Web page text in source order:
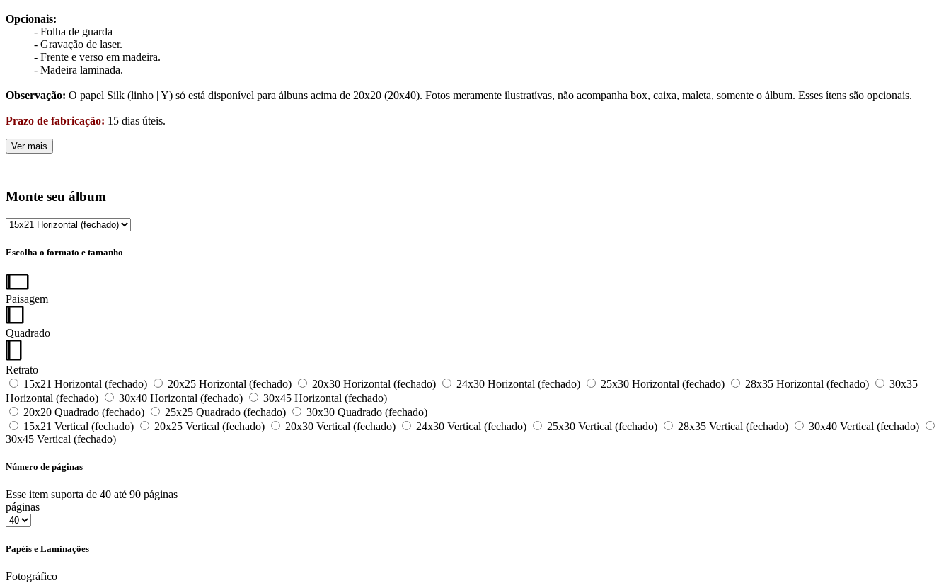
Opcionais:
- Folha de guarda
- Gravação de laser.
- Frente e verso em madeira.
- Madeira laminada.
Observação: O papel Silk (linho | Y) só está disponível para álbuns acima de 20x20 (20x40). Fotos meramente ilustratívas, não acompanha box, caixa, maleta, somente o álbum. Esses ítens são opcionais.
Prazo de fabricação: 15 dias úteis.
Ver mais
Monte seu álbum
Escolha o formato e tamanho
Paisagem
Quadrado
Retrato
15x21 Horizontal (fechado)
20x25 Horizontal (fechado) 20x30 Horizontal (fechado) 24x30 Horizontal (fechado) 25x30 Horizontal (fechado) 28x35 Horizontal (fechado)
30x35
Horizontal (fechado)
30x40 Horizontal (fechado)
30x45 Horizontal (fechado)
20x20 Quadrado (fechado)
25x25 Quadrado (fechado)
30x30 Quadrado (fechado)
15x21 Vertical (fechado)
20x25 Vertical (fechado) 20x30 Vertical (fechado) 24x30 Vertical (fechado) 25x30 Vertical (fechado) 28x35 Vertical (fechado)
30x40 Vertical (fechado)
30x45 Vertical (fechado)
Número de páginas
Esse item suporta de 40 até 90 páginas
páginas
Papéis e Laminações
Fotográfico